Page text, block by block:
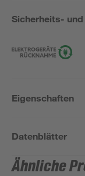
Sicherheits-
Eigenschaften
Datenblätter
Ähnliche